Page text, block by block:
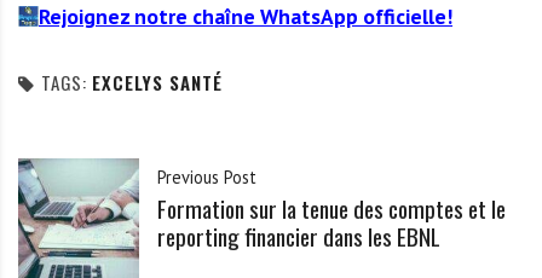
Rejoignez notre chaîne WhatsApp officielle!
TAGS: EXCELYS SANTÉ
Previous Post
Formation sur la tenue des comptes et le
reporting financier dans les EBNL